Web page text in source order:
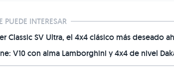
PUEDE INTERESAR
Classic SV Ultra, el 4x4 clásico más deseado
V10 con alma Lamborghini y 4x4 de nivel